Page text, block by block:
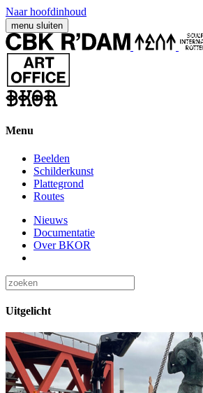
Naar hoofdinhoud
menu sluiten
Menu
Beelden
Schilderkunst
Plattegrond
Routes
Nieuws
Documentatie
Over BKOR
Uitgelicht